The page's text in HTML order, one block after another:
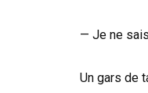
— Je ne
Un gars de